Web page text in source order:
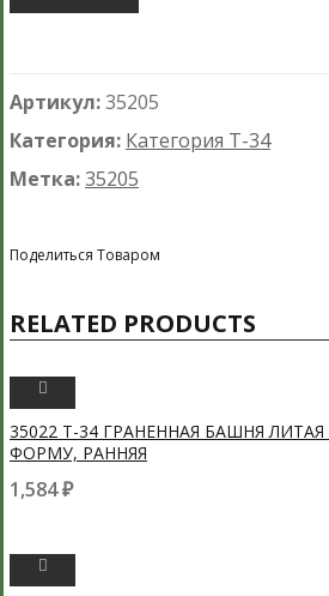
Артикул:35205
Категория: Категория Т-34
Метка:35205
Поделиться Товаром
RELATED PRODUCTS
35022 Т-34 ГРАНЕННАЯ БАШНЯ
ФОРМУ, РАННЯЯ
1,584₽